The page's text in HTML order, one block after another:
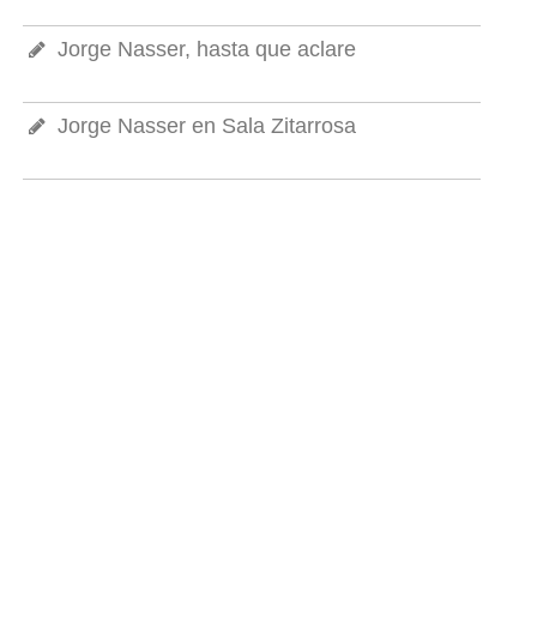
Jorge Nasser, hasta que aclare
Jorge Nasser en Sala Zitarrosa